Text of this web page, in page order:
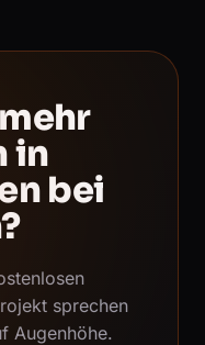
in
bei
sprechen
Augenhöhe.